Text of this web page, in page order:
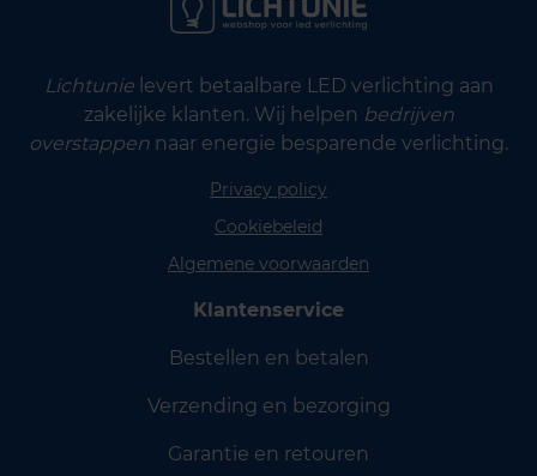
Lichtunielevert betaalbare LED verlichting aan
zakelijke klanten. Wij helpen bedrijven
overstappen naar energie besparende verlichting.
Privacy policy
Cookiebeleid
Algemene voorwaarden
Klantenservice
Bestellen en betalen
Verzending en bezorging
Garantie en retouren